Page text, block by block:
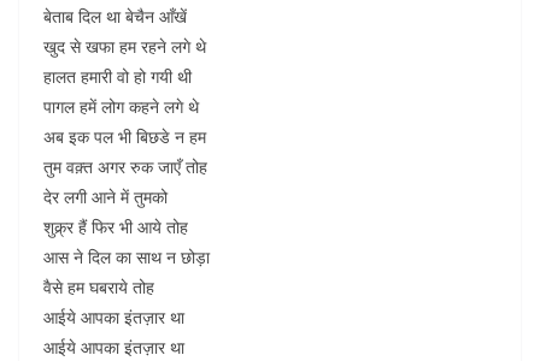
बेताब दिल था बेचैन आँखें
खुद से खफा हम रहने लगे थे
हालत हमारी वो हो गयी थी
पागल हमें लोग कहने लगे थे
अब इक पल भी बिछडे न हम
तुम वक़्त अगर रुक जाएँ तोह
देर लगी आने में तुमको
शुक्र्र हैं फिर भी आये तोह
आस ने दिल का साथ न छोड़ा
वैसे हम घबराये तोह
आईये आपका इंतज़ार था
आईये आपका इंतज़ार था